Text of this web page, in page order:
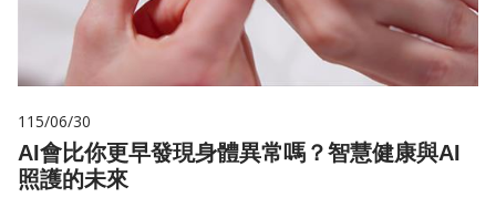
115/06/30
AI會比你更早發現身體異常嗎？智慧健康與AI
照護的未來